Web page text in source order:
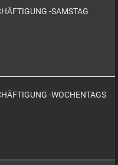
-SAMSTAG
-WOCHENTAGS